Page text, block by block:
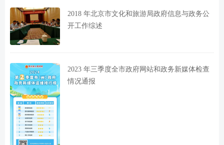
2018 年北京市文化和旅游局政府信息与政务公
开工作综述
2023 年三季度全市政府网站和政务新媒体检查
情况通报